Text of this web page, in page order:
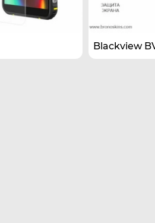
Blackview